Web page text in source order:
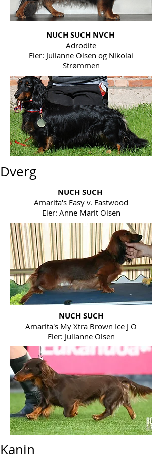
NUCH SUCH NVCH
Adrodite
Eier: Julianne Olsen og Nikolai
Strømmen
Dverg
NUCH SUCH
Amarita's Easy v. Eastwood
Eier: Anne Marit Olsen
NUCH SUCH
Amarita's My Xtra Brown Ice J O
Eier: Julianne Olsen
Kanin